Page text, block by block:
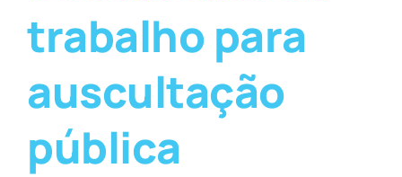
trabalho para
auscultação
pública